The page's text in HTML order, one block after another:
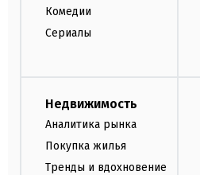
Комедии
Сериалы
Недвижимость
Аналитика рынка
Покупка жилья
Тренды и вдохновение